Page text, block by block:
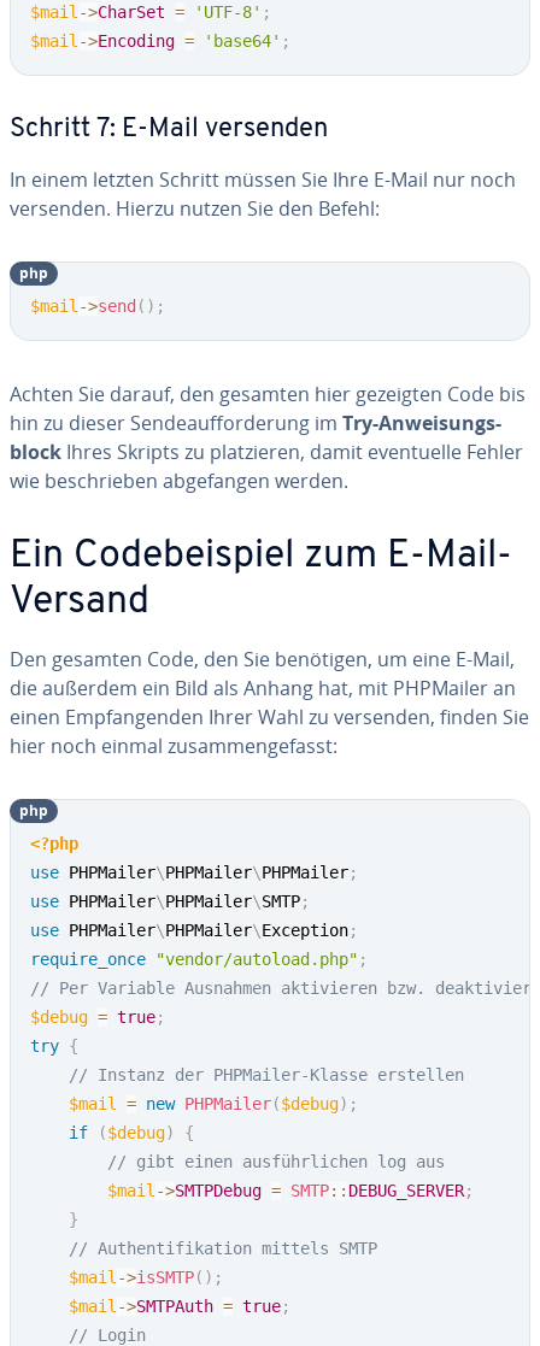
$mail ->CharSet = 'UTF-8' ;
$mail ->Encoding = 'base64' ;
Schritt 7: E-Mail versenden
In einem letzten Schritt müssen Sie Ihre E-Mail nur noch
versenden. Hierzu nutzen Sie den Befehl:
$mail ->send ( ) ;
php
Achten Sie darauf, den gesamten hier gezeigten Code bis
hin zu dieser Sen­de­auf­for­de­rung im Try-An­wei­sungs­
block Ihres Skripts zu plat­zie­ren, damit even­tu­el­le Fehler
wie be­schrie­ben ab­ge­fan­gen werden.
Ein Code­bei­spiel zum E-Mail-
Versand
Den gesamten Code, den Sie benötigen, um eine E-Mail,
die außerdem ein Bild als Anhang hat, mit PHPMailer an
einen Emp­fan­gen­den Ihrer Wahl zu versenden, finden Sie
hier noch einmal zu­sam­men­ge­fasst:
<?php
use PHPMailer\PHPMailer\PHPMailer;
use PHPMailer\PHPMailer\SMTP;
use PHPMailer\PHPMailer\Exception;
require_once
"vendor/autoload.php" ;
// Per Variable Ausnahmen aktivieren bzw.
$debug = true;
try {
// Instanz der PHPMailer-Klasse erstellen
$mail
= new PHPMailer($debug) ;
if
($debug)
{
// gibt einen ausführlichen log aus
$mail ->SMTPDebug = SMTP:: DEBUG_SERVER;
}
// Authentifikation mittels SMTP
$mail ->isSMTP( ) ;
$mail ->SMTPAuth = true;
// Login
php